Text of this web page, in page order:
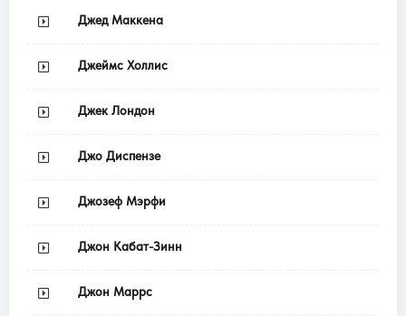
Джед Маккена
Джеймс Холлис
Джек Лондон
Джо Диспензе
Джозеф Мэрфи
Джон Кабат-Зинн
Джон Маррс